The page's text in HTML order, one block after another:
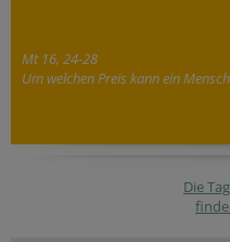
Mt 16, 24-28
Um welchen Preis kann ein
Die